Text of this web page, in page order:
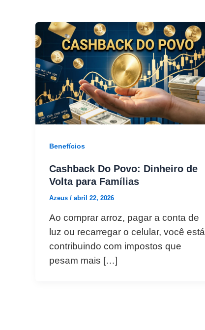
Benefícios
Cashback Do Povo: Dinheiro de
Volta para Famílias
Azeus / abril 22, 2026
Ao comprar arroz, pagar a conta de
luz ou recarregar o celular, você está
contribuindo com impostos que
pesam mais […]